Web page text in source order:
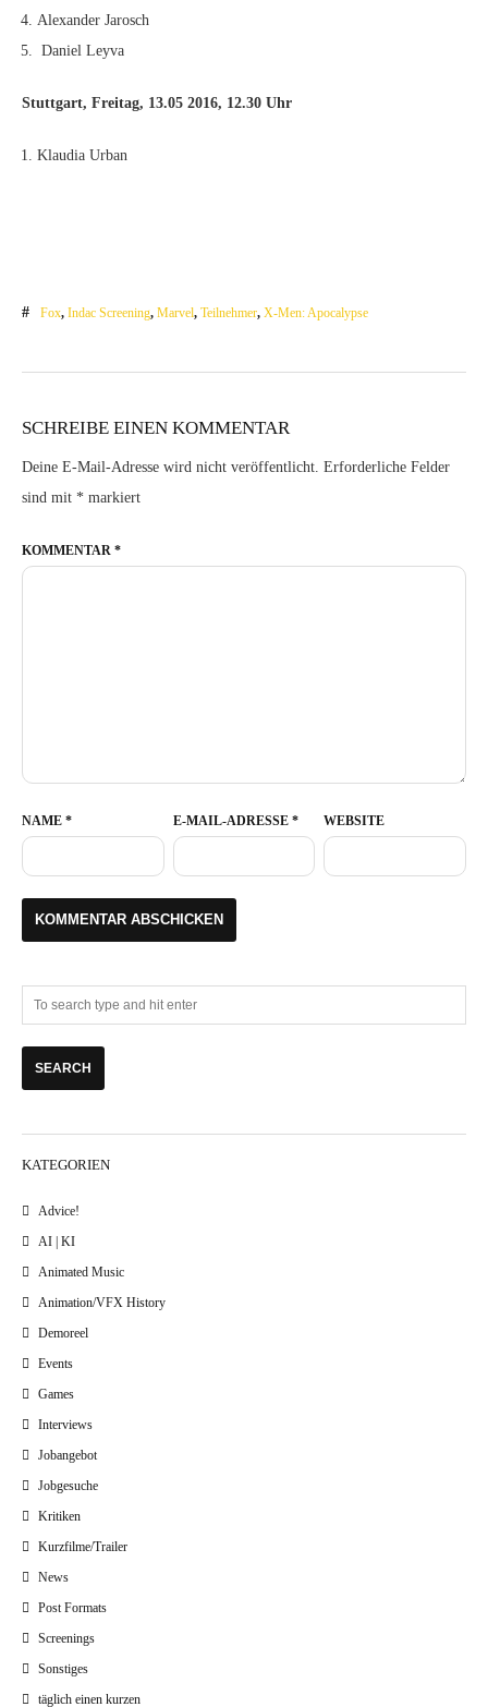
Alexander Jarosch
Daniel Leyva
Stuttgart, Freitag, 13.05 2016, 12.30 Uhr
Klaudia Urban
Fox, Indac Screening, Marvel, Teilnehmer, X-Men: Apocalypse
SCHREIBE EINEN KOMMENTAR
Deine E-Mail-Adresse wird nicht veröffentlicht. Erforderliche Felder
sind mit * markiert
KOMMENTAR *
NAME * E-MAIL-ADRESSE * WEBSITE
KATEGORIEN
Advice!
AI | KI
Animated Music
Animation/VFX History
Demoreel
Events
Games
Interviews
Jobangebot
Jobgesuche
Kritiken
Kurzfilme/Trailer
News
Post Formats
Screenings
Sonstiges
täglich einen kurzen